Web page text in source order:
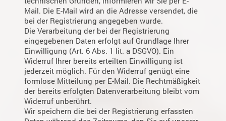
Mail. Die E-Mail wird an die Adresse versendet, die
bei der Registrierung angegeben wurde.
Die Verarbeitung der bei der Registrierung
eingegebenen Daten erfolgt auf Grundlage Ihrer
Einwilligung (Art. 6 Abs. 1 lit. a DSGVO). Ein
Widerruf Ihrer bereits erteilten Einwilligung ist
jederzeit möglich. Für den Widerruf genügt eine
formlose Mitteilung per E-Mail. Die Rechtmäßigkeit
der bereits erfolgten Datenverarbeitung bleibt vom
Widerruf unberührt.
Wir speichern die bei der Registrierung erfassten